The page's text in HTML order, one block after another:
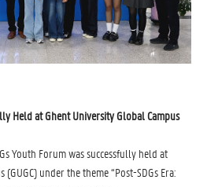
Held at Ghent University Global Campus
Youth Forum was successfully held at
under the theme “Post-SDGs Era: